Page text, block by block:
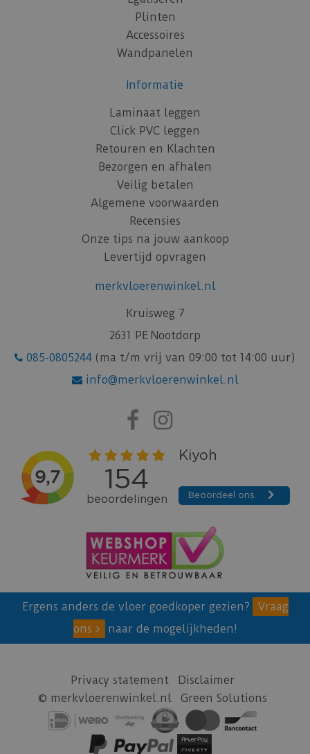
Plinten
Accessoires
Wandpanelen
Informatie
Laminaat leggen
Click PVC leggen
Retouren en Klachten
Bezorgen en afhalen
Veilig betalen
Algemene voorwaarden
Recensies
Onze tips na jouw aankoop
Levertijd opvragen
merkvloerenwinkel.nl
Kruisweg 7
2631 PE Nootdorp
085-0805244 (ma t/m vrij van 09:00 tot 14:00 uur)
info@merkvloerenwinkel.nl
Ergens anders de vloer goedkoper gezien?
Vraag
ons
naar de mogelijkheden!
Privacy statement
Disclaimer
© merkvloerenwinkel.nl
Green Solutions